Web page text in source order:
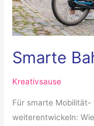
Smarte
Kreativsause
Für smarte Mobilität-
weiterentwickeln: